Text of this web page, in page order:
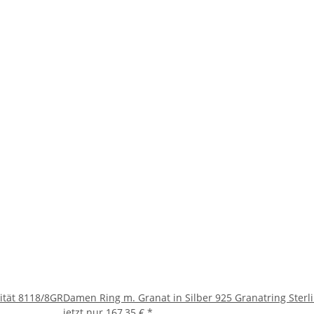
8118/8GRDamen Ring m. Granat in Silber 925 Granatring